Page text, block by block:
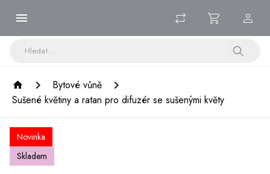
Bytové vůně
Sušené květiny a ratan pro difuzér se sušenými květy
Novinka
Skladem